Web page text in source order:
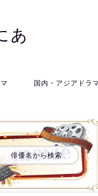
あ
国内・アジアドラ
俳優名から検索